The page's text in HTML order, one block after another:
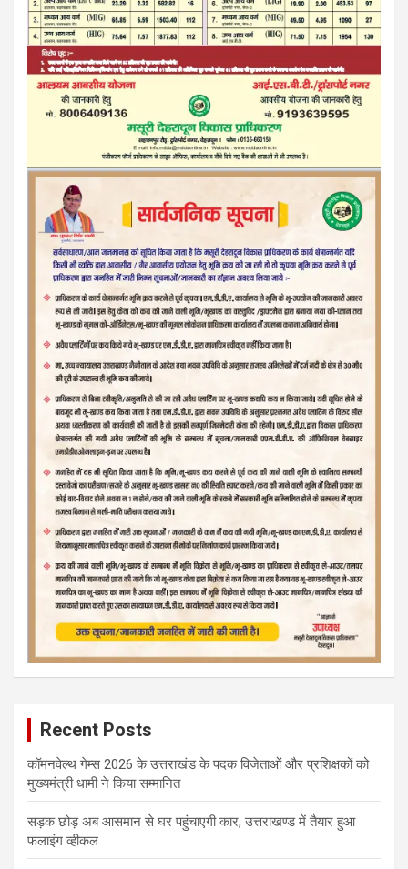
Recent Posts
कॉमनवेल्थ गेम्स 2026 के उत्तराखंड के पदक विजेताओं और प्रशिक्षकों को
मुख्यमंत्री धामी ने किया सम्मानित
सड़क छोड़ अब आसमान से घर पहुंचाएगी कार, उत्तराखण्ड में तैयार हुआ
फलाइंग व्हीकल